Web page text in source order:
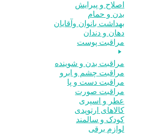
اصلاح و پیرایش
بدن و حمام
بهداشت بانوان وآقایان
دهان و دندان
مراقبت پوست
مراقبت بدن و شوینده
مراقبت چشم و ابرو
مراقبت دست و پا
مراقبت صورت
عطر و اسپری
کالاهای ارتوپدی
کودک و سالمند
لوازم برقی